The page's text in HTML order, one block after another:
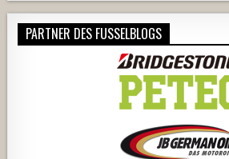
PARTNER DES FUSSELBLOGS